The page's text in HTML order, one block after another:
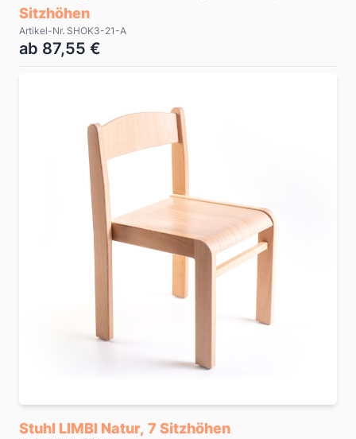
Sitzhöhen
Artikel-Nr. SHOK3-21-A
ab 87,55 €
Stuhl LIMBI Natur, 7 Sitzhöhen